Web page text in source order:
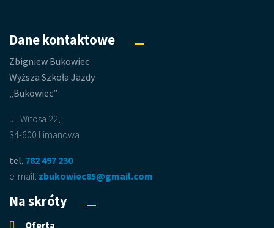
Dane kontaktowe
Zbigniew Bukowiec
Wyższa Szkoła Jazdy
„Bukowiec”
ul. Witosa 22,
34-600 Limanowa
tel. 782 497 230
e-mail: zbukowiec85@gmail.com
Na skróty
Oferta